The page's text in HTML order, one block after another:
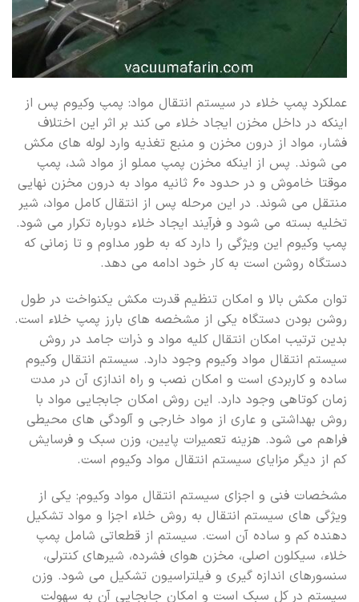
عملکرد پمپ خلاء در سیستم انتقال مواد: پمپ وکیوم پس از
اینکه در داخل مخزن ایجاد خلاء می کند بر اثر این اختلاف
فشار، مواد از درون مخزن و منبع تغذیه وارد لوله های مکش
می شوند. پس از اینکه مخزن پمپ مملو از مواد شد، پمپ
موقتا خاموش و در حدود ۶۰ ثانیه مواد به درون مخزن نهایی
منتقل می شوند. در این مرحله پس از انتقال کامل مواد، شیر
تخلیه بسته می شود و فرآیند ایجاد خلاء دوباره تکرار می شود.
پمپ وکیوم این ویژگی را دارد که به طور مداوم و تا زمانی که
دستگاه روشن است به کار خود ادامه می دهد.
توان مکش بالا و امکان تنظیم قدرت مکش یکنواخت در طول
روشن بودن دستگاه یکی از مشخصه های بارز پمپ خلاء است.
بدین ترتیب امکان انتقال کلیه مواد و ذرات جامد در روش
سیستم انتقال مواد وکیوم وجود دارد. سیستم انتقال وکیوم
ساده و کاربردی است و امکان نصب و راه اندازی آن در مدت
زمان کوتاهی وجود دارد. این روش امکان جابجایی مواد با
روش بهداشتی و عاری از مواد خارجی و آلودگی های محیطی
فراهم می شود. هزینه تعمیرات پایین، وزن سبک و فرسایش
کم از دیگر مزایای سیستم انتقال مواد وکیوم است.
مشخصات فنی و اجزای سیستم انتقال مواد وکیوم: یکی از
ویژگی های سیستم انتقال به روش خلاء اجزا و مواد تشکیل
دهنده کم و ساده آن است. سیستم از قطعاتی شامل پمپ
خلاء، سیکلون اصلی، مخزن هوای فشرده، شیرهای کنترلی،
سنسورهای اندازه گیری و فیلتراسیون تشکیل می شود. وزن
سیستم در کل سبک است و امکان جابجایی آن به سهولت